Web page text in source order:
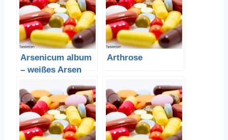
Arsenicum album
– weißes Arsen
Arthrose